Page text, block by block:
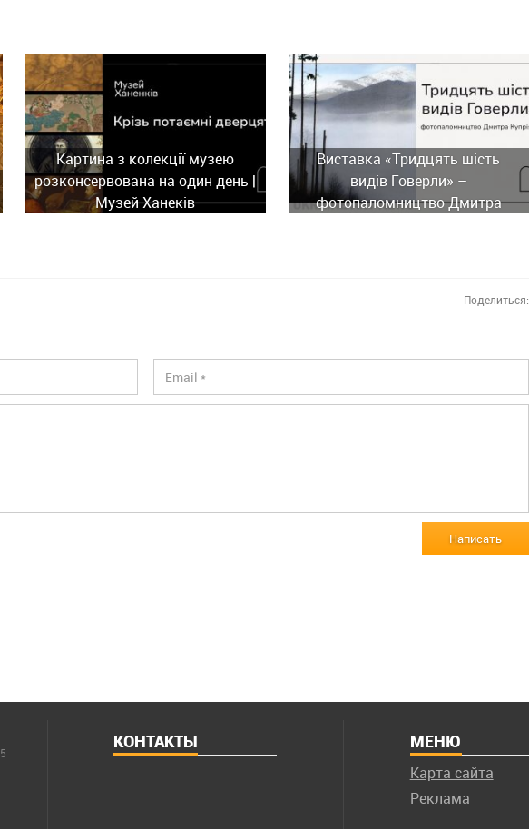
Картина з колекції музею
розконсервована на один день |
Музей Ханеків
Виставка «Тридцять шість
видів Говерли» –
фотопаломництво Дмитра
Поделиться:
Написать
КОНТАКТЫ МЕНЮ
Карта сайта
Реклама